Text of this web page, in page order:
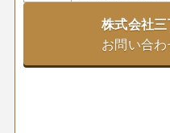
株式会社
お問い合